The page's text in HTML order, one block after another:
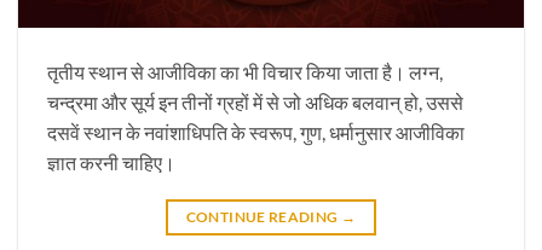
तृतीय स्थान से आजीविका का भी विचार किया जाता है। लग्न,
चन्द्रमा और सूर्य इन तीनों ग्रहों में से जो अधिक बलवान् हो, उससे
दसवें स्थान के नवांशाधिपति के स्वरूप, गुण, धर्मानुसार आजीविका
ज्ञात करनी चाहिए।
CONTINUE READING →